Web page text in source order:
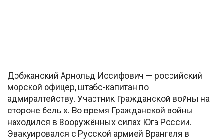
Добжанский Арнольд Иосифович — российский
морской офицер, штабс-капитан по
адмиралтейству. Участник Гражданской войны на
стороне белых. Во время Гражданской войны
находился в Вооружённых силах Юга России.
Эвакуировался с Русской армией Врангеля в